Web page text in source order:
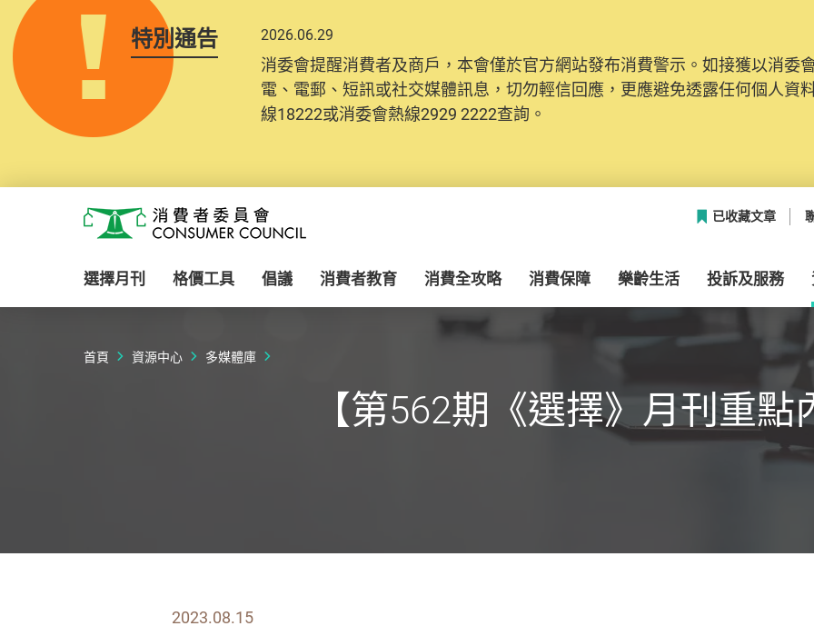
特別通告 2026.06.29
消委會提醒消費者及商戶，本會僅於官方網站發布消費警示。如接獲以消委
電、電郵、短訊或社交媒體訊息，切勿輕信回應，更應避免透露任何個人資
線18222或消委會熱線2929 2222查詢。
消費者委員會
已收藏文章
選擇月刊 格價工具 倡議 消費者教育 消費全攻略 消費保障 樂齡生活 投訴及服務
首頁 資源中心 多媒體庫
【第562期《選擇》月刊重點
2023.08.15